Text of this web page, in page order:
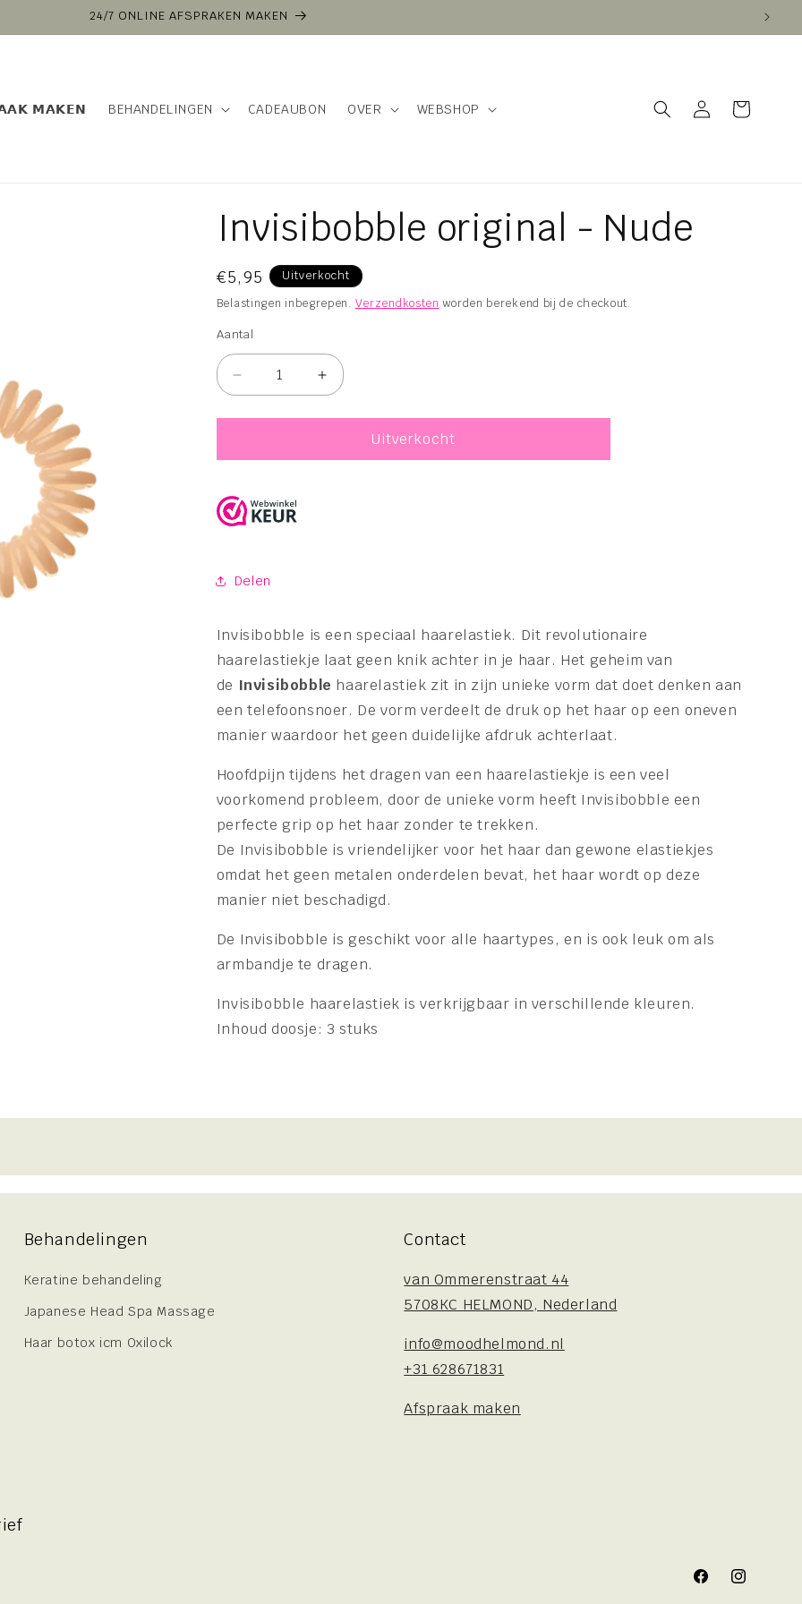
𝗠𝗔𝗞𝗘𝗡 BEHANDELINGEN CADEAUBON OVER WEBSHOP Inloggen
Winkelwagen
Invisibobble original - Nude
Normale
prijs
€5,95
Uitverkocht
Belastingen inbegrepen. Verzendkosten worden berekend bij de checkout.
Aantal
Aantal
Aantal
verlagen
voor
original
Nude
Aantal
verhogen
voor
Invisibobble
original
Uitverkocht
Delen
Invisibobble is een speciaal haarelastiek. Dit revolutionaire
haarelastiekje laat geen knik achter in je haar. Het geheim van
de Invisibobble haarelastiek zit in zijn unieke vorm dat doet denken aan
een telefoonsnoer. De vorm verdeelt de druk op het haar op een oneven
manier waardoor het geen duidelijke afdruk achterlaat.
Hoofdpijn tijdens het dragen van een haarelastiekje is een veel
voorkomend probleem, door de unieke vorm heeft Invisibobble een
perfecte grip op het haar zonder te trekken.
De Invisibobble is vriendelijker voor het haar dan gewone elastiekjes
omdat het geen metalen onderdelen bevat, het haar wordt op deze
manier niet beschadigd.
De Invisibobble is geschikt voor alle haartypes, en is ook leuk om als
armbandje te dragen.
Invisibobble haarelastiek is verkrijgbaar in verschillende kleuren.
Inhoud doosje: 3 stuks
Behandelingen
Keratine behandeling
Japanese Head Spa Massage
Haar botox icm Oxilock
Contact
van Ommerenstraat 44
5708KC HELMOND, Nederland
info@moodhelmond.nl
+31 628671831
Afspraak maken
FacebookInstagram